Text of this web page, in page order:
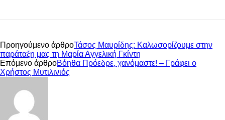
Προηγούμενο άρθροΤάσος Μαυρίδης: Καλωσορίζουμε στην
παράταξη μας τη Μαρία Αγγελική Γκίντη
Επόμενο άρθροΒόηθα Πρόεδρε, χανόμαστε! – Γράφει ο
Χρήστος Μυτιλινιός